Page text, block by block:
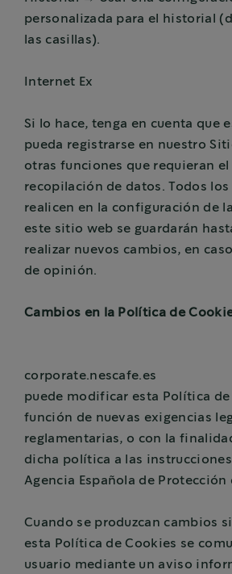
personalizada para el historial
las casillas).
Internet Ex
Si lo hace, tenga en cuenta que
pueda registrarse en nuestro
otras funciones que requieran
recopilación de datos. Todos
realicen en la configuración de
este sitio web se guardarán
realizar nuevos cambios, en
de opinión.
Cambios en la Política de
corporate.nescafe.es
puede modificar esta Política de
función de nuevas exigencias
reglamentarias, o con la
dicha política a las
Agencia Española de Protección
Cuando se produzcan cambios
esta Política de Cookies se
usuario mediante un aviso